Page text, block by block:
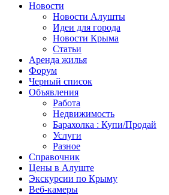
Новости
Новости Алушты
Идеи для города
Новости Крыма
Статьи
Аренда жилья
Форум
Черный список
Объявления
Работа
Недвижимость
Барахолка : Купи/Продай
Услуги
Разное
Справочник
Цены в Алуште
Экскурсии по Крыму
Веб-камеры